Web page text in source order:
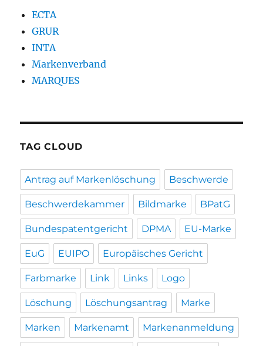
ECTA
GRUR
INTA
Markenverband
MARQUES
TAG CLOUD
Antrag auf Markenlöschung Beschwerde
Beschwerdekammer Bildmarke BPatG
Bundespatentgericht DPMA EU-Marke
EuG EUIPO Europäisches Gericht
Farbmarke Link Links Logo
Löschung Löschungsantrag Marke
Marken Markenamt Markenanmeldung